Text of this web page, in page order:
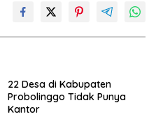
22 Desa di Kabupaten
Probolinggo Tidak Punya
Kantor